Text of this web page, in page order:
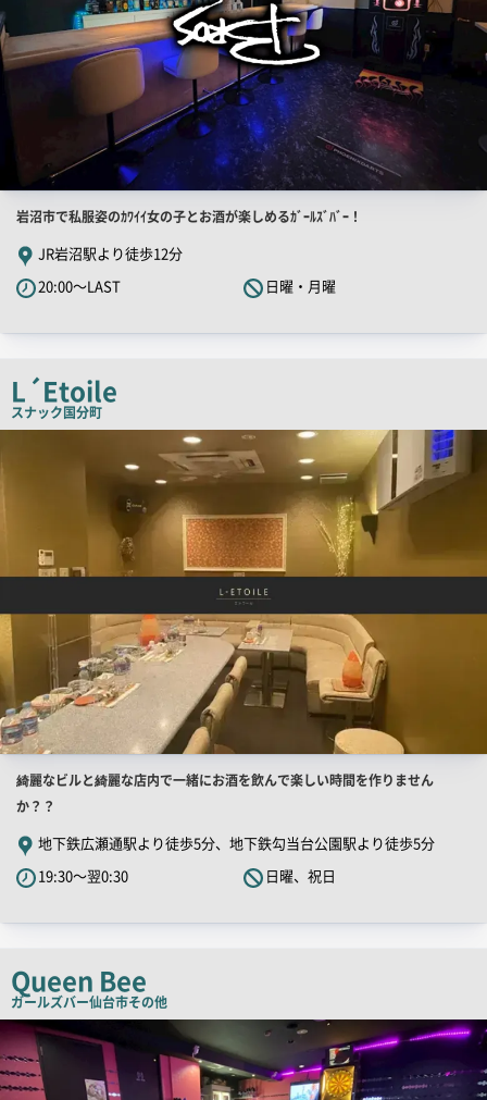
店
舗
PR
キ
コ
ピ
岩沼市で私服姿のｶﾜｲｲ女の子とお酒が楽しめるｶﾞｰﾙｽﾞﾊﾞｰ！
JR岩沼駅より徒歩12分
20:00～LAST
日曜・月曜
L´Etoile
スナック国分町
店
PR
店
舗
PR
キ
ャ
ピ
ー
綺麗なビルと綺麗な店内で一緒にお酒を飲んで楽しい時間を作りません
か？？
地下鉄広瀬通駅より徒歩5分、地下鉄勾当台公園駅より徒歩5分
19:30～翌0:30
日曜、祝日
Queen Bee
ガールズバー仙台市その他
店
舗
PR
画
像